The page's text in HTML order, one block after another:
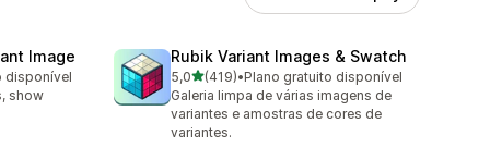
Image
disponível
show
Rubik Variant Images & Swatch
5,0de 5 estrelas
(419)
419 avaliações ao todo
•Plano gratuito disponível
Galeria limpa de várias imagens de
variantes e amostras de cores de
variantes.